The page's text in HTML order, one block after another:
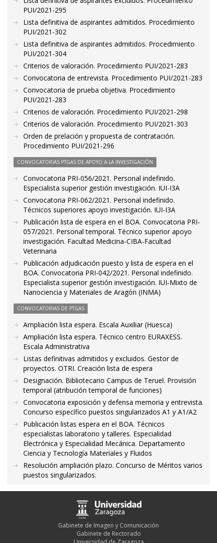
PUI/2021-295
Lista definitiva de aspirantes admitidos. Procedimiento
PUI/2021-302
Lista definitiva de aspirantes admitidos. Procedimiento
PUI/2021-304
Criterios de valoración. Procedimiento PUI/2021-283
Convocatoria de entrevista. Procedimiento PUI/2021-283
Convocatoria de prueba objetiva. Procedimiento
PUI/2021-283
Criterios de valoración. Procedimiento PUI/2021-298
Criterios de valoración. Procedimiento PUI/2021-303
Orden de prelación y propuesta de contratación.
Procedimiento PUI/2021-296
CONVOCATORIAS PTGAS DE APOYO A LA INVESTIGACIÓN
Convocatoria PRI-056/2021. Personal indefinido.
Especialista superior gestión investigación. IUI-I3A
Convocatoria PRI-062/2021. Personal indefinido.
Técnicos superiores apoyo investigación. IUI-I3A
Publicación lista de espera en el BOA. Convocatoria PRI-
057/2021. Personal temporal. Técnico superior apoyo
investigación. Facultad Medicina-CIBA-Facultad
Veterinaria
Publicación adjudicación puesto y lista de espera en el
BOA. Convocatoria PRI-042/2021. Personal indefinido.
Especialista superior gestión investigación. IUI-Mixto de
Nanociencia y Materiales de Aragón (INMA)
CONVOCATORIAS DE PTGAS
Ampliación lista espera. Escala Auxiliar (Huesca)
Ampliación lista espera. Técnico centro EURAXESS.
Escala Administrativa
Listas definitivas admitidos y excluidos. Gestor de
proyectos. OTRI. Creación lista de espera
Designación. Bibliotecario Campus de Teruel. Provisión
temporal (atribución temporal de funciones)
Convocatoria exposición y defensa memoria y entrevista.
Concurso específico puestos singularizados A1 y A1/A2
Publicación listas espera en el BOA. Técnicos
especialistas laboratorio y talleres. Especialidad
Electrónica y Especialidad Mecánica. Departamento
Ciencia y Tecnología Materiales y Fluidos
Resolución ampliación plazo. Concurso de Méritos varios
puestos singularizados.
Gabinete de Imagen y Comunicación
Gabinete de Rectorado